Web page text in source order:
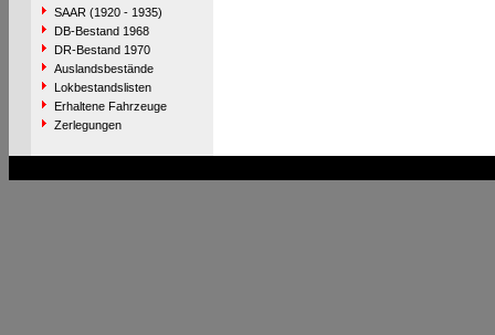
SAAR (1920 - 1935)
DB-Bestand 1968
DR-Bestand 1970
Auslandsbestände
Lokbestandslisten
Erhaltene Fahrzeuge
Zerlegungen